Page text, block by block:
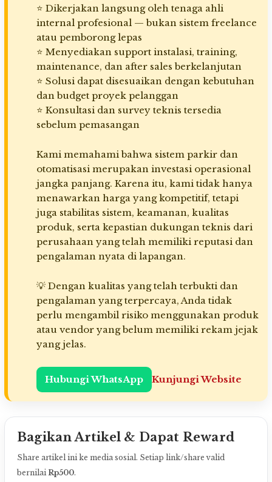
⭐ Dikerjakan langsung oleh tenaga ahli
internal profesional — bukan sistem freelance
atau pemborong lepas
⭐ Menyediakan support instalasi, training,
maintenance, dan after sales berkelanjutan
⭐ Solusi dapat disesuaikan dengan kebutuhan
dan budget proyek pelanggan
⭐ Konsultasi dan survey teknis tersedia
sebelum pemasangan
Kami memahami bahwa sistem parkir dan
otomatisasi merupakan investasi operasional
jangka panjang. Karena itu, kami tidak hanya
menawarkan harga yang kompetitif, tetapi
juga stabilitas sistem, keamanan, kualitas
produk, serta kepastian dukungan teknis dari
perusahaan yang telah memiliki reputasi dan
pengalaman nyata di lapangan.
💡 Dengan kualitas yang telah terbukti dan
pengalaman yang terpercaya, Anda tidak
perlu mengambil risiko menggunakan produk
atau vendor yang belum memiliki rekam jejak
yang jelas.
Hubungi WhatsApp Kunjungi Website
Bagikan Artikel & Dapat Reward
Share artikel ini ke media sosial. Setiap link/share valid
bernilai Rp500.